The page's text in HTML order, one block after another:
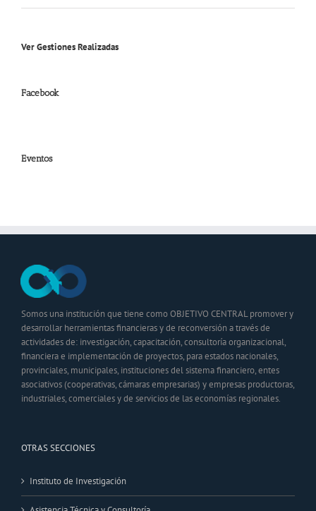
Ver Gestiones Realizadas
Facebook
Eventos
Somos una institución que tiene como OBJETIVO CENTRAL promover y
desarrollar herramientas financieras y de reconversión a través de
actividades de: investigación, capacitación, consultoría organizacional,
financiera e implementación de proyectos, para estados nacionales,
provinciales, municipales, instituciones del sistema financiero, entes
asociativos (cooperativas, cámaras empresarias) y empresas productoras,
industriales, comerciales y de servicios de las economías regionales.
OTRAS SECCIONES
Instituto de Investigación